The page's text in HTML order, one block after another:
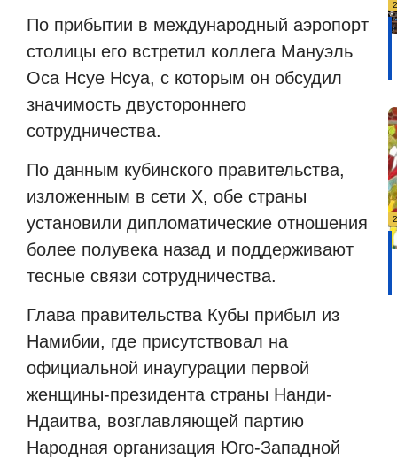
По прибытии в международный аэропорт
столицы его встретил коллега Мануэль
Оса Нсуе Нсуа, с которым он обсудил
значимость двустороннего
сотрудничества.
По данным кубинского правительства,
изложенным в сети X, обе страны
установили дипломатические отношения
более полувека назад и поддерживают
тесные связи сотрудничества.
Глава правительства Кубы прибыл из
Намибии, где присутствовал на
официальной инаугурации первой
женщины-президента страны Нанди-
Ндаитва, возглавляющей партию
Народная организация Юго-Западной